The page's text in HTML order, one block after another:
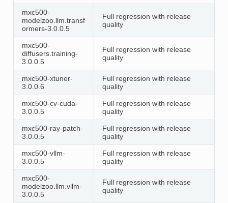
mxc500-
modelzoo.llm.transf
ormers-3.0.0.5
Full regression with release
quality
mxc500-
diffusers.training-
3.0.0.5
Full regression with release
quality
mxc500-xtuner-
3.0.0.6
Full regression with release
quality
mxc500-cv-cuda-
3.0.0.5
Full regression with release
quality
mxc500-ray-patch-
3.0.0.5
Full regression with release
quality
mxc500-vllm-
3.0.0.5
Full regression with release
quality
mxc500-
modelzoo.llm.vllm-
3.0.0.5
Full regression with release
quality